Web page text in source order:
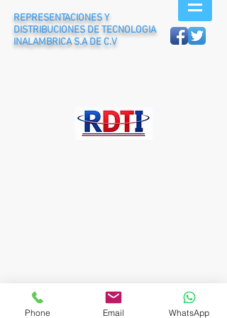
REPRESENTACIONES Y
DISTRIBUCIONES DE TECNOLOGIA
INALAMBRICA S.A DE C.V
© 2026 RDTI, S.A DE C.V.
Phone Email WhatsApp